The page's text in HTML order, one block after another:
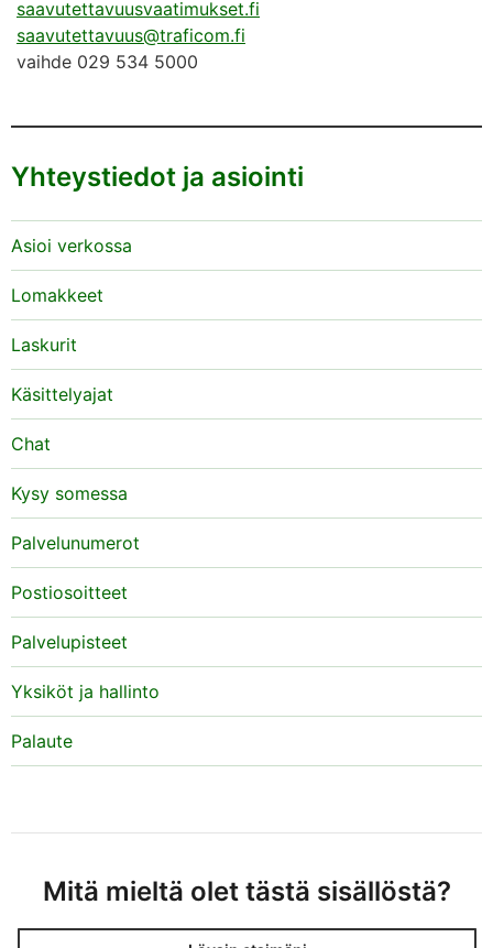
saavutettavuusvaatimukset.fi
saavutettavuus@traficom.fi
vaihde 029 534 5000
Yhteystiedot ja asiointi
Asioi verkossa
Lomakkeet
Laskurit
Käsittelyajat
Chat
Kysy somessa
Palvelunumerot
Postiosoitteet
Palvelupisteet
Yksiköt ja hallinto
Palaute
Mitä mieltä olet tästä sisällöstä?